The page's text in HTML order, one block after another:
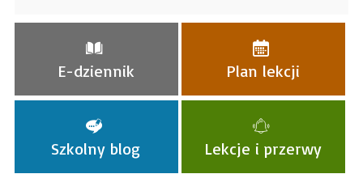
E-dziennik Plan lekcji
Szkolny blog Lekcje i przerwy